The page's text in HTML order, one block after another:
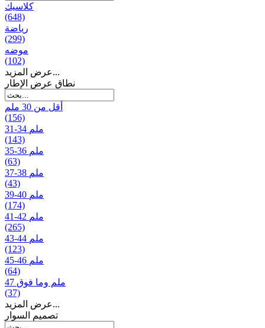
كلاسيك
(648)
رياضة
(299)
موضه
(102)
عرض المزيد...
نطاق عرض الإطار
أقل من 30 ملم
(156)
31-34 ملم
(143)
35-36 ملم
(63)
37-38 ملم
(43)
39-40 ملم
(174)
41-42 ملم
(265)
43-44 ملم
(123)
45-46 ملم
(64)
47 ملم وما فوق
(37)
عرض المزيد...
تصمیم السوار